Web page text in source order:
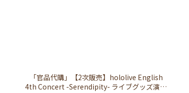
「官品代購」【2次販売】hololive English
4th Concert -Serendipity- ライブグッズ演唱